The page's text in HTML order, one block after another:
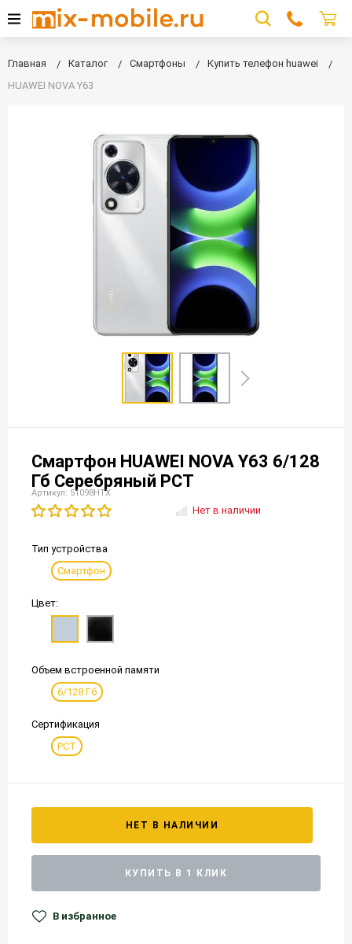
Главная Каталог Смартфоны
Купить телефон huawei
HUAWEI NOVA Y63
Смартфон HUAWEI NOVA Y63 6/128
Гб Серебряный РСТ
Артикул: 51098HTX
Нет в наличии
Тип устройства
Смартфон
Цвет:
Объем встроенной памяти
6/128 Гб
Сертификация
РСТ
НЕТ В НАЛИЧИИ
КУПИТЬ В 1 КЛИК
В избранное